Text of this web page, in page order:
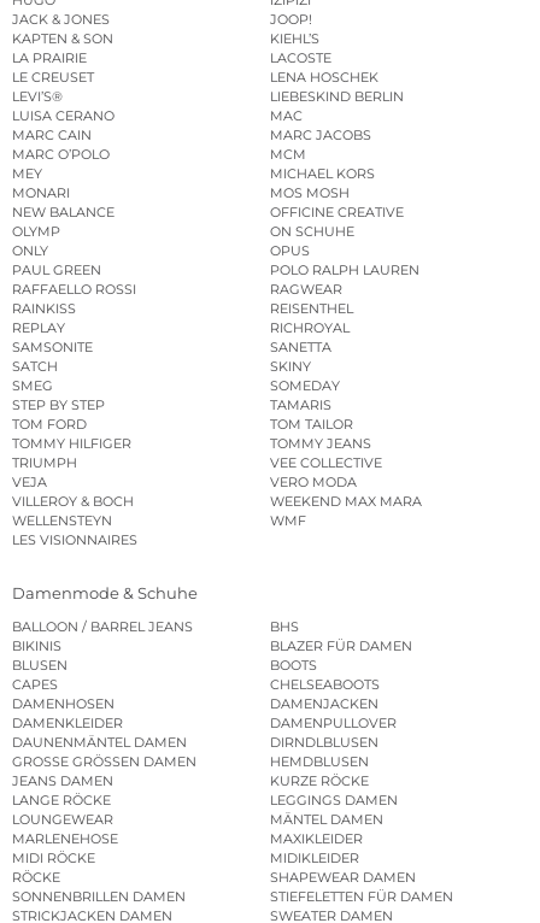
JACK & JONES
JOOP!
KAPTEN & SON
KIEHL’S
LA PRAIRIE
LACOSTE
LE CREUSET
LENA HOSCHEK
LEVI’S®
LIEBESKIND BERLIN
LUISA CERANO
MAC
MARC CAIN
MARC JACOBS
MARC O’POLO
MCM
MEY
MICHAEL KORS
MONARI
MOS MOSH
NEW BALANCE
OFFICINE CREATIVE
OLYMP
ON SCHUHE
ONLY
OPUS
PAUL GREEN
POLO RALPH LAUREN
RAFFAELLO ROSSI
RAGWEAR
RAINKISS
REISENTHEL
REPLAY
RICHROYAL
SAMSONITE
SANETTA
SATCH
SKINY
SMEG
SOMEDAY
STEP BY STEP
TAMARIS
TOM FORD
TOM TAILOR
TOMMY HILFIGER
TOMMY JEANS
TRIUMPH
VEE COLLECTIVE
VEJA
VERO MODA
VILLEROY & BOCH
WEEKEND MAX MARA
WELLENSTEYN
WMF
LES VISIONNAIRES
Damenmode & Schuhe
BALLOON / BARREL JEANS
BHS
BIKINIS
BLAZER FÜR DAMEN
BLUSEN
BOOTS
CAPES
CHELSEABOOTS
DAMENHOSEN
DAMENJACKEN
DAMENKLEIDER
DAMENPULLOVER
DAUNENMÄNTEL DAMEN
DIRNDLBLUSEN
GROSSE GRÖSSEN DAMEN
HEMDBLUSEN
JEANS DAMEN
KURZE RÖCKE
LANGE RÖCKE
LEGGINGS DAMEN
LOUNGEWEAR
MÄNTEL DAMEN
MARLENEHOSE
MAXIKLEIDER
MIDI RÖCKE
MIDIKLEIDER
RÖCKE
SHAPEWEAR DAMEN
SONNENBRILLEN DAMEN
STIEFELETTEN FÜR DAMEN
STRICKJACKEN DAMEN
SWEATER DAMEN